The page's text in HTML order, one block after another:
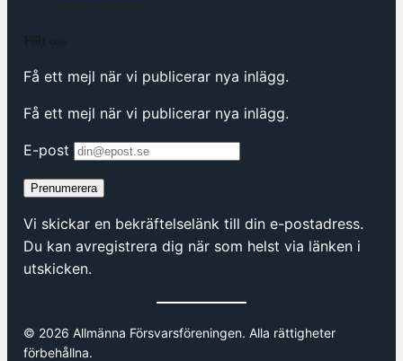
Få ett mejl när vi publicerar nya inlägg.
Få ett mejl när vi publicerar nya inlägg.
E-post
Prenumerera
Vi skickar en bekräftelselänk till din e-postadress.
Du kan avregistrera dig när som helst via länken i
utskicken.
© 2026 Allmänna Försvarsföreningen. Alla rättigheter
förbehållna.